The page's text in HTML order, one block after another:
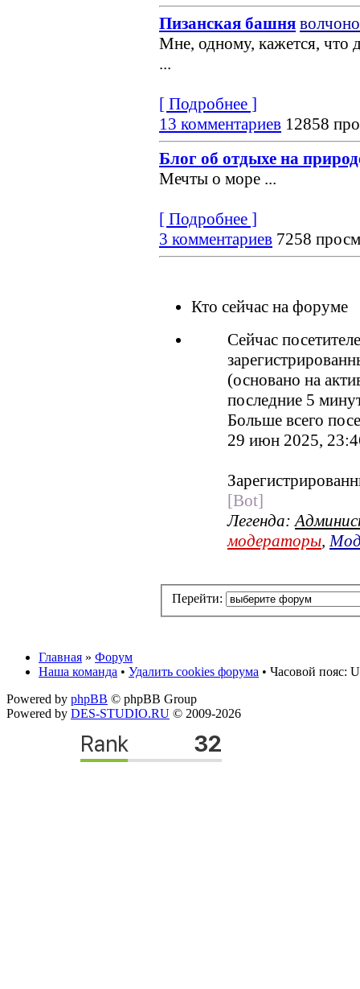
Пизанская башня
Мне, одному, кажется, что
...
[ Подробнее ]
13 комментариев 12858
Блог об отдыхе на
Мечты о море ...
[ Подробнее ]
3 комментариев 7258
Кто сейчас на форуме
Сейчас
(основано на
последние 5
Больше всего
29 июн 2025,
[Bot]
Легенда:
модераторы,
Перейти:
Главная » Форум
Наша команда • Удалить cookies форума • Часовой пояс:
Powered by phpBB © phpBB Group
Powered by DES-STUDIO.RU © 2009-2026